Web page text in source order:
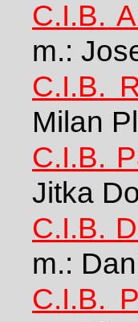
C.I.B.
m.:
C.I.B.
Milan
C.I.B.
Jitka
C.I.B.
m.:
C.I.B.